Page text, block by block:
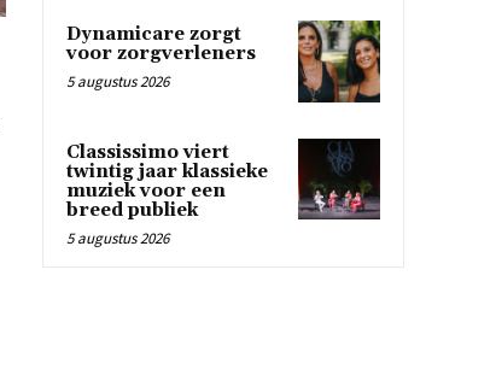
Dynamicare zorgt
voor zorgverleners
5 augustus 2026
Classissimo viert
twintig jaar klassieke
muziek voor een
breed publiek
5 augustus 2026